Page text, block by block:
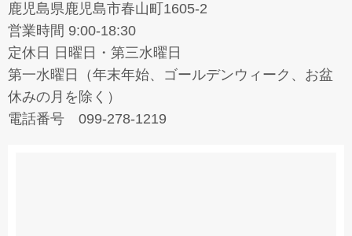
鹿児島県鹿児島市春山町1605-2
営業時間 9:00-18:30
定休日 日曜日・第三水曜日
第一水曜日（年末年始、ゴールデンウィーク、お盆
休みの月を除く）
電話番号 099-278-1219